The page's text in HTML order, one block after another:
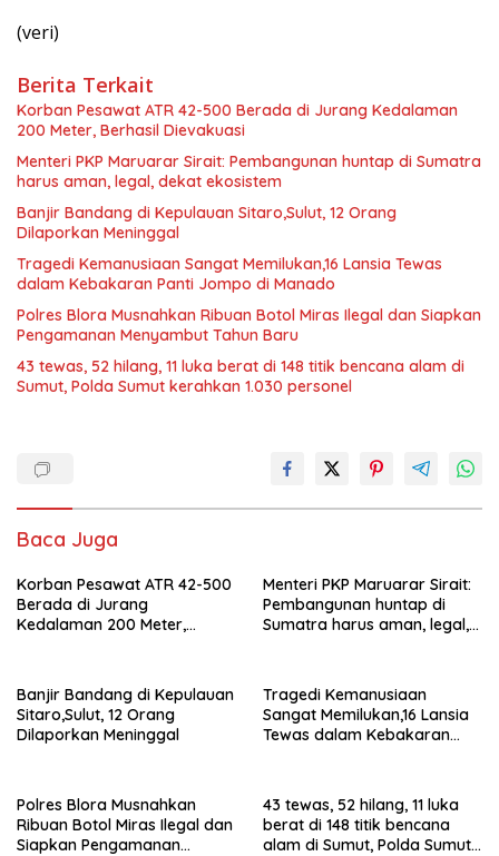
(veri)
Berita Terkait
Korban Pesawat ATR 42-500 Berada di Jurang Kedalaman
200 Meter, Berhasil Dievakuasi
Menteri PKP Maruarar Sirait: Pembangunan huntap di Sumatra
harus aman, legal, dekat ekosistem
Banjir Bandang di Kepulauan Sitaro,Sulut, 12 Orang
Dilaporkan Meninggal
Tragedi Kemanusiaan Sangat Memilukan,16 Lansia Tewas
dalam Kebakaran Panti Jompo di Manado
Polres Blora Musnahkan Ribuan Botol Miras Ilegal dan Siapkan
Pengamanan Menyambut Tahun Baru
43 tewas, 52 hilang, 11 luka berat di 148 titik bencana alam di
Sumut, Polda Sumut kerahkan 1.030 personel
Baca Juga
Korban Pesawat ATR 42-500
Berada di Jurang
Kedalaman 200 Meter,
Menteri PKP Maruarar Sirait:
Pembangunan huntap di
Sumatra harus aman, legal,
Banjir Bandang di Kepulauan
Sitaro,Sulut, 12 Orang
Dilaporkan Meninggal
Tragedi Kemanusiaan
Sangat Memilukan,16 Lansia
Tewas dalam Kebakaran
Polres Blora Musnahkan
Ribuan Botol Miras Ilegal dan
Siapkan Pengamanan
43 tewas, 52 hilang, 11 luka
berat di 148 titik bencana
alam di Sumut, Polda Sumut